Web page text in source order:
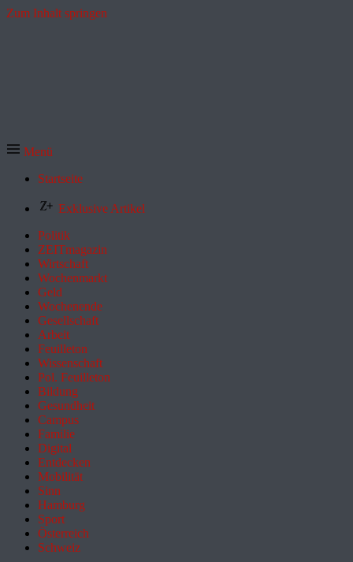
Zum Inhalt springen
Menü
Startseite
Exklusive Artikel
Politik
ZEITmagazin
Wirtschaft
Wochenmarkt
Geld
Wochenende
Gesellschaft
Arbeit
Feuilleton
Wissenschaft
Pol. Feuilleton
Bildung
Gesundheit
Campus
Familie
Digital
Entdecken
Mobilität
Sinn
Hamburg
Sport
Österreich
Schweiz